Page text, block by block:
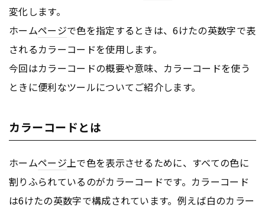
変化します。
ホームページで色を指定するときは、6けたの英数字で表
されるカラーコードを使用します。
今回はカラーコードの概要や意味、カラーコードを使う
ときに便利なツールについてご紹介します。
カラーコードとは
ホームページ上で色を表示させるために、すべての色に
割りふられているのがカラーコードです。カラーコード
は6けたの英数字で構成されています。例えば白のカラー